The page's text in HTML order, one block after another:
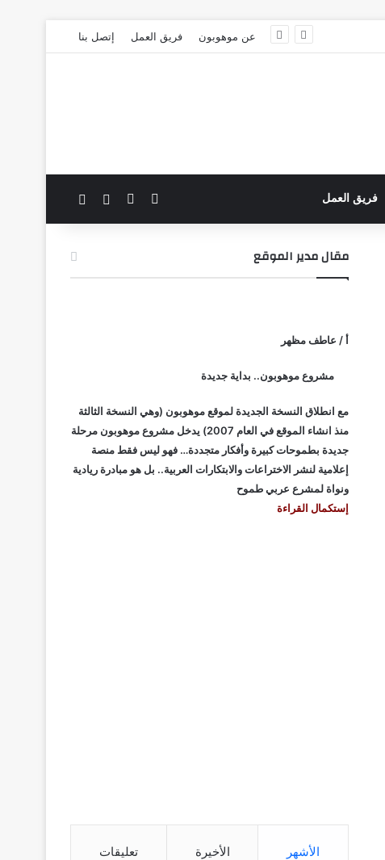
عن موهوبون فريق العمل إتصل بنا
فريق العمل فيسبوك الوضع المظلم
مقال مدير الموقع
أ / عاطف مظهر
مشروع موهوبون.. بداية جديدة
مع انطلاق النسخة الجديدة لموقع موهوبون (وهي النسخة الثالثة
منذ انشاء الموقع في العام 2007) يدخل مشروع موهوبون مرحلة
جديدة بطموحات كبيرة وأفكار متجددة… فهو ليس فقط منصة
إعلامية لنشر الاختراعات والابتكارات العربية.. بل هو مبادرة ريادية
ونواة لمشرع عربي طموح
إستكمال القراءة
الأشهر الأخيرة تعليقات